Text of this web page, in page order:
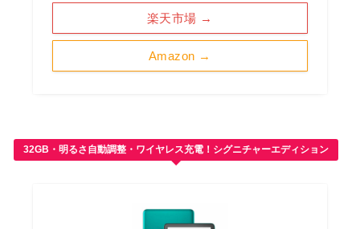
Amazon →
楽天市場 →
32GB・明るさ自動調整・ワイヤレス充電！シグニチャーエディション